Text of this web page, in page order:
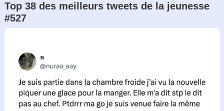
Top 38 des meilleurs tweets de la jeunesse
#527